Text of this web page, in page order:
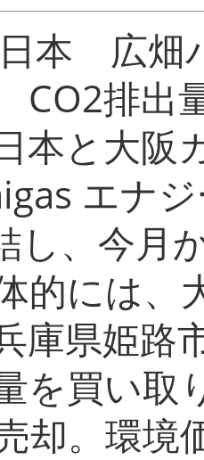
本 広畑
排出
本と大阪
エナ
し、今月
的には、
庫県姫路
を買い取
却。環境